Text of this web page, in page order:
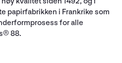
papirfabrikken i Frankrike som
for alle
88.